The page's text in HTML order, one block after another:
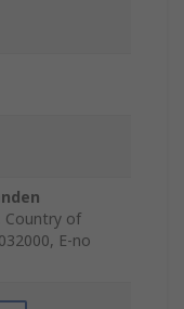
Country of
E-no